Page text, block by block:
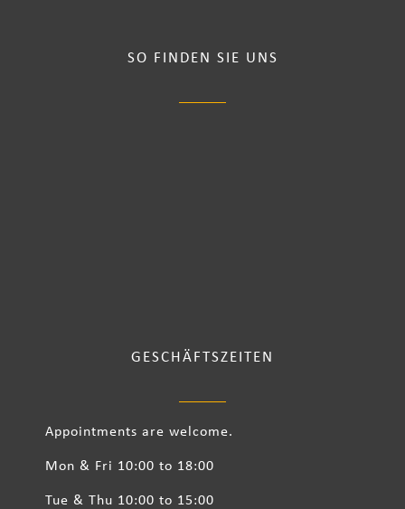
SO FINDEN SIE UNS
GESCHÄFTSZEITEN
Appointments are welcome.
Mon & Fri 10:00 to 18:00
Tue & Thu 10:00 to 15:00